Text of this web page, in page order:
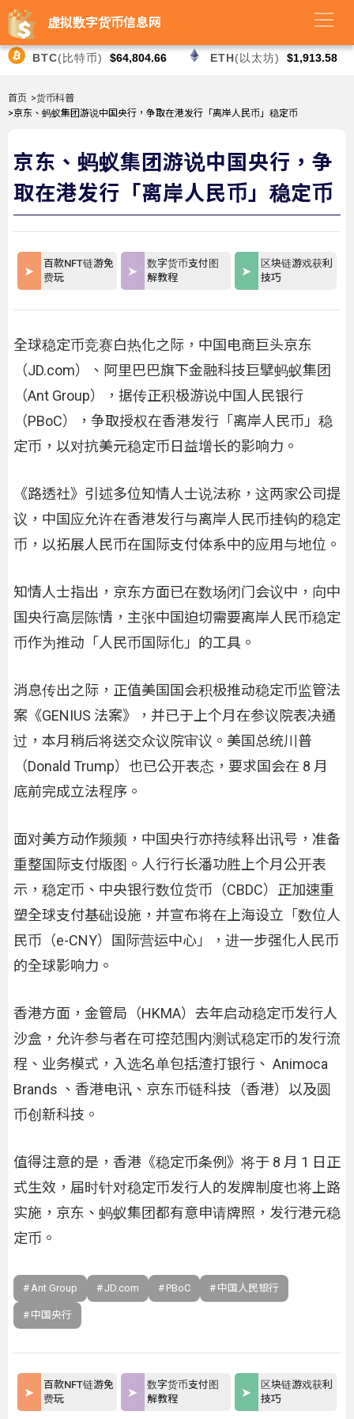
虚拟数字货币信息网
BTC(比特币) $64,804.66 ETH(以太坊) $1,913.58
首页 >货币科普
>京东、蚂蚁集团游说中国央行，争取在港发行「离岸人民币」稳定币
京东、蚂蚁集团游说中国央行，争
取在港发行「离岸人民币」稳定币
百款NFT链游免
费玩
数字货币支付图
解教程
区块链游戏获利
技巧
全球稳定币竞赛白热化之际，中国电商巨头京东
（JD.com）、阿里巴巴旗下金融科技巨擘蚂蚁集团
（Ant Group），据传正积极游说中国人民银行
（PBoC），争取授权在香港发行「离岸人民币」稳
定币，以对抗美元稳定币日益增长的影响力。
《路透社》引述多位知情人士说法称，这两家公司提
议，中国应允许在香港发行与离岸人民币挂钩的稳定
币，以拓展人民币在国际支付体系中的应用与地位。
知情人士指出，京东方面已在数场闭门会议中，向中
国央行高层陈情，主张中国迫切需要离岸人民币稳定
币作为推动「人民币国际化」的工具。
消息传出之际，正值美国国会积极推动稳定币监管法
案《GENIUS 法案》，并已于上个月在参议院表决通
过，本月稍后将送交众议院审议。美国总统川普
（Donald Trump）也已公开表态，要求国会在 8 月
底前完成立法程序。
面对美方动作频频，中国央行亦持续释出讯号，准备
重整国际支付版图。人行行长潘功胜上个月公开表
示，稳定币、中央银行数位货币（CBDC）正加速重
塑全球支付基础设施，并宣布将在上海设立「数位人
民币（e-CNY）国际营运中心」，进一步强化人民币
的全球影响力。
香港方面，金管局（HKMA）去年启动稳定币发行人
沙盒，允许参与者在可控范围内测试稳定币的发行流
程、业务模式，入选名单包括渣打银行、 Animoca
Brands 、香港电讯、京东币链科技（香港）以及圆
币创新科技。
值得注意的是，香港《稳定币条例》将于 8 月 1 日正
式生效，届时针对稳定币发行人的发牌制度也将上路
实施，京东、蚂蚁集团都有意申请牌照，发行港元稳
定币。
Ant Group JD.com PBoC 中国人民银行
中国央行
百款NFT链游免
费玩
数字货币支付图
解教程
区块链游戏获利
技巧